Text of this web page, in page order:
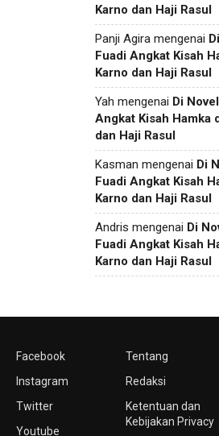
Karno dan Haji Rasul
Panji Agira mengenai
Fuadi Angkat Kisah
Karno dan Haji Rasul
Yah mengenai Di
Angkat Kisah Hamka
dan Haji Rasul
Kasman mengenai Di
Fuadi Angkat Kisah
Karno dan Haji Rasul
Andris mengenai Di
Fuadi Angkat Kisah
Karno dan Haji Rasul
Facebook
Instagram
Twitter
Youtube
Tentang
Redaksi
Ketentuan dan
Kebijakan Privacy